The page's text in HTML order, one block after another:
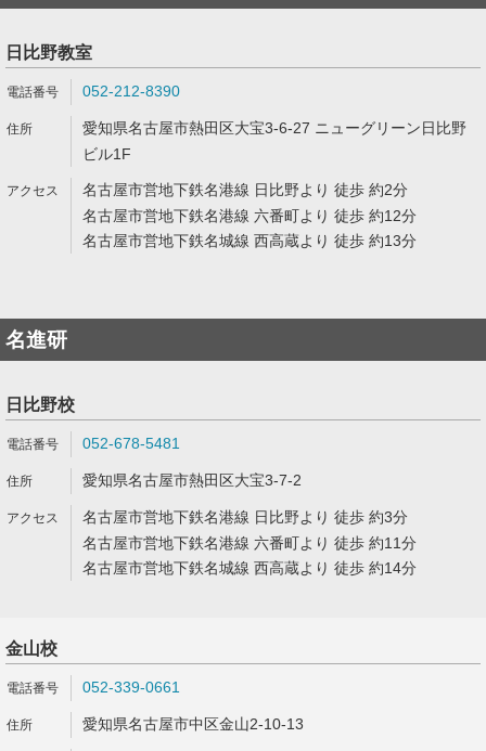
日比野教室
052-212-8390
愛知県名古屋市熱田区大宝3-6-27 ニューグリーン日比野
ビル1F
名古屋市営地下鉄名港線 日比野より 徒歩 約2分
名古屋市営地下鉄名港線 六番町より 徒歩 約12分
名古屋市営地下鉄名城線 西高蔵より 徒歩 約13分
名進研
日比野校
052-678-5481
愛知県名古屋市熱田区大宝3-7-2
名古屋市営地下鉄名港線 日比野より 徒歩 約3分
名古屋市営地下鉄名港線 六番町より 徒歩 約11分
名古屋市営地下鉄名城線 西高蔵より 徒歩 約14分
金山校
052-339-0661
愛知県名古屋市中区金山2-10-13